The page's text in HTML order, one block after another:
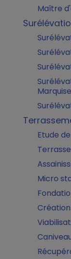
Maître
Marquise
Etude
Micro